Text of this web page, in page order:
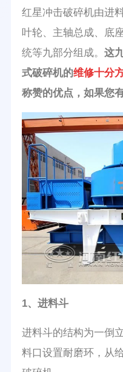
红星冲击破碎机由进
叶轮、主轴总成、底
统等九部分组成。 这
式破碎机的维修十分
称赞的优点，如果您
1、进料斗
进料斗的结构为一倒
料口设置耐磨环，从